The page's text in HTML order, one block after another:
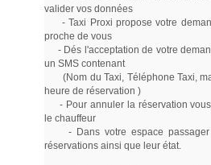
valider vos données
- Taxi Proxi propose votre
proche de vous
- Dés l'acceptation de votre
un SMS contenant
(Nom du Taxi, Téléphone Taxi,
heure de réservation )
- Pour annuler la réservation
le chauffeur
- Dans votre espace passager
réservations ainsi que leur état.